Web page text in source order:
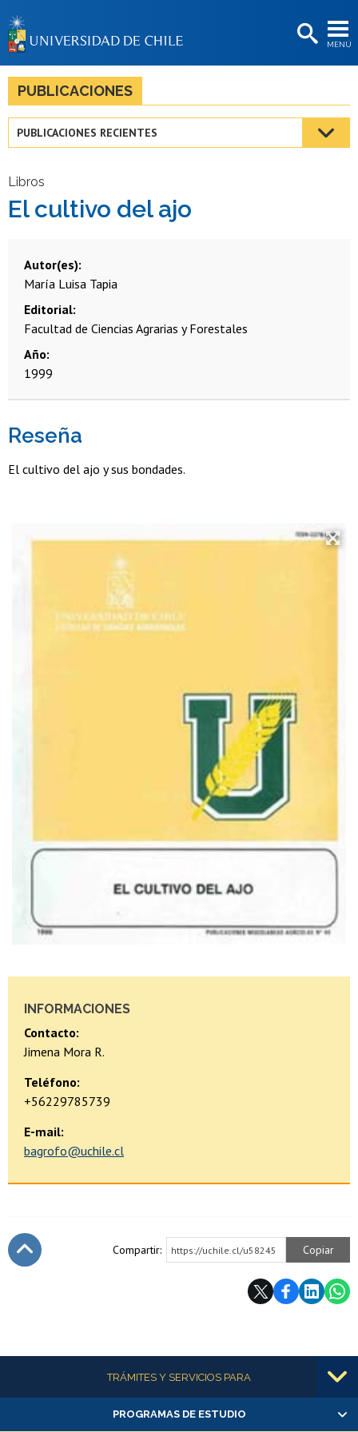
MENÚ
BIBLIOTECAS
LA UNIVERSIDAD
Estudiantes
Funcionarias/os
PUBLICACIONES
PUBLICACIONES RECIENTES
Libros
El cultivo del ajo
INFORMACIONES
Contacto:
Jimena Mora R.
Teléfono:
+56229785739
E-mail:
bagrofo@uchile.cl
Autor(es)
María Luisa Tapia
Editorial
Facultad de Ciencias Agrarias y Forestales
Año
1999
Reseña
El cultivo del ajo y sus bondades.
Compartir: https://uchile.cl/u58245 Copiar
Más informaciónTRÁMITES Y SERVICIOS PARA
Alumnas/os y exalumnas/os
PROGRAMAS DE ESTUDIO